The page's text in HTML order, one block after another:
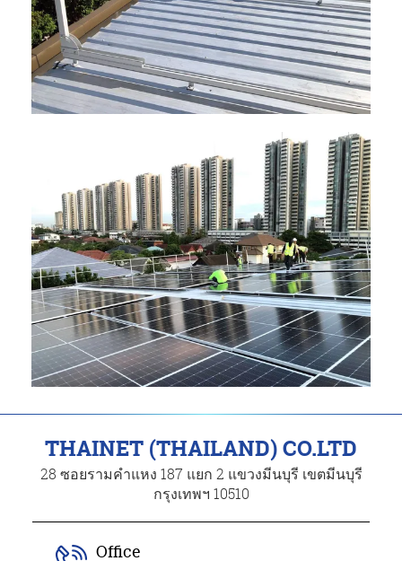
THAINET (THAILAND) CO.LTD
28 ซอยรามคำแหง 187 แยก 2 แขวงมีนบุรี เขตมีนบุรี
กรุงเทพฯ 10510